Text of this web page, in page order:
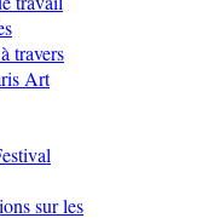
travers
Art
sur les